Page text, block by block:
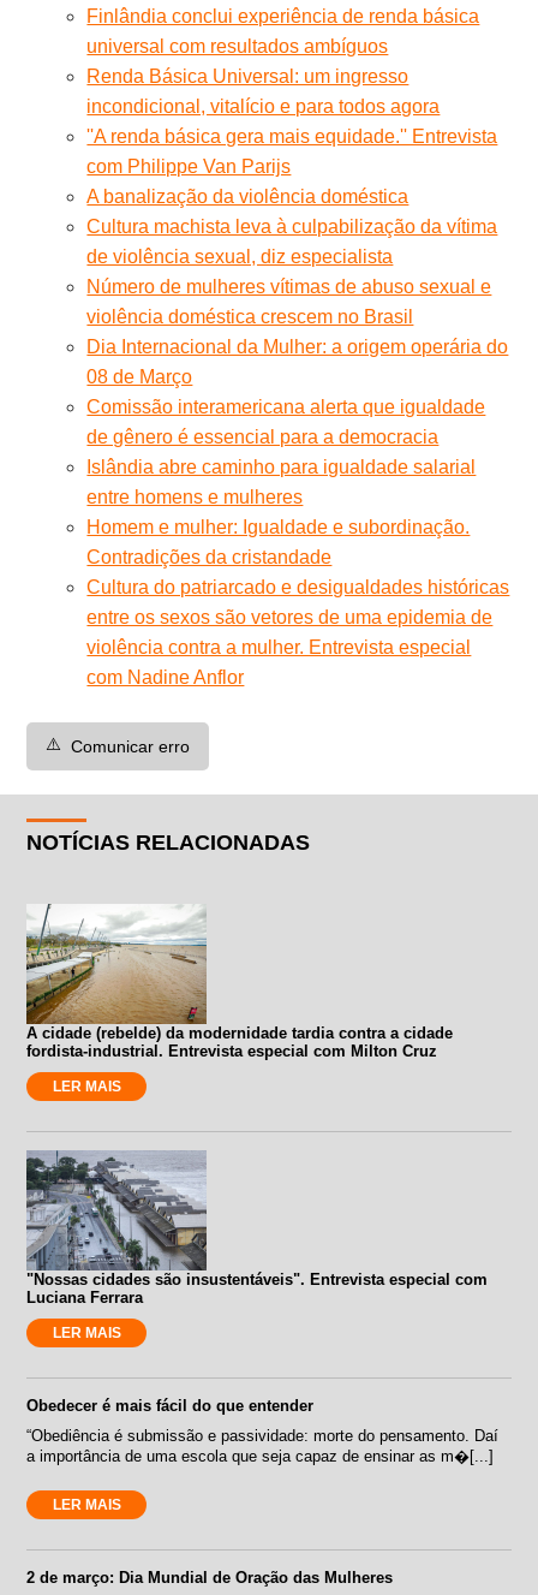
Finlândia conclui experiência de renda básica
universal com resultados ambíguos
Renda Básica Universal: um ingresso
incondicional, vitalício e para todos agora
''A renda básica gera mais equidade.'' Entrevista
com Philippe Van Parijs
A banalização da violência doméstica
Cultura machista leva à culpabilização da vítima
de violência sexual, diz especialista
Número de mulheres vítimas de abuso sexual e
violência doméstica crescem no Brasil
Dia Internacional da Mulher: a origem operária do
08 de Março
Comissão interamericana alerta que igualdade
de gênero é essencial para a democracia
Islândia abre caminho para igualdade salarial
entre homens e mulheres
Homem e mulher: Igualdade e subordinação.
Contradições da cristandade
Cultura do patriarcado e desigualdades históricas
entre os sexos são vetores de uma epidemia de
violência contra a mulher. Entrevista especial
com Nadine Anflor
⚠️ Comunicar erro
NOTÍCIAS RELACIONADAS
A cidade (rebelde) da modernidade tardia contra a cidade
fordista-industrial. Entrevista especial com Milton Cruz
LER MAIS
"Nossas cidades são insustentáveis". Entrevista especial com
Luciana Ferrara
LER MAIS
Obedecer é mais fácil do que entender
“Obediência é submissão e passividade: morte do pensamento. Daí
a importância de uma escola que seja capaz de ensinar as m�[...]
LER MAIS
2 de março: Dia Mundial de Oração das Mulheres